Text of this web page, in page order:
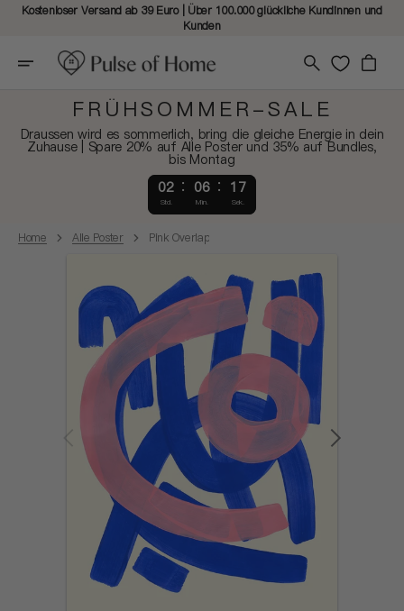
Kostenloser Versand ab 39 Euro | Über 100.000 glückliche Kundinnen und
Kunden
Warenkorb
FRÜHSOMMER-SALE
Draussen wird es sommerlich, bring die gleiche Energie in dein
Zuhause | Spare 20% auf Alle Poster und 35% auf Bundles,
bis Montag
02
Std.
06
Min.
16
Sek.
Home Alle Poster Pink Overlap